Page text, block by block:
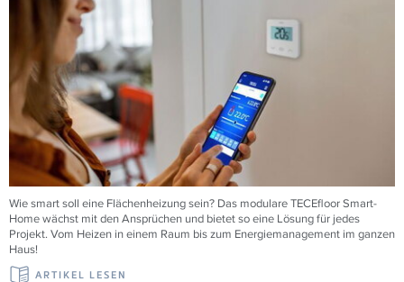
Wie smart soll eine Flächenheizung sein? Das modulareTECEfloor Smart-
Home wächst mit den Ansprüchen und bietet so eine Lösung für jedes
Projekt. Vom Heizen in einem Raum bis zum Energiemanagement im ganzen
Haus!
ARTIKEL LESEN